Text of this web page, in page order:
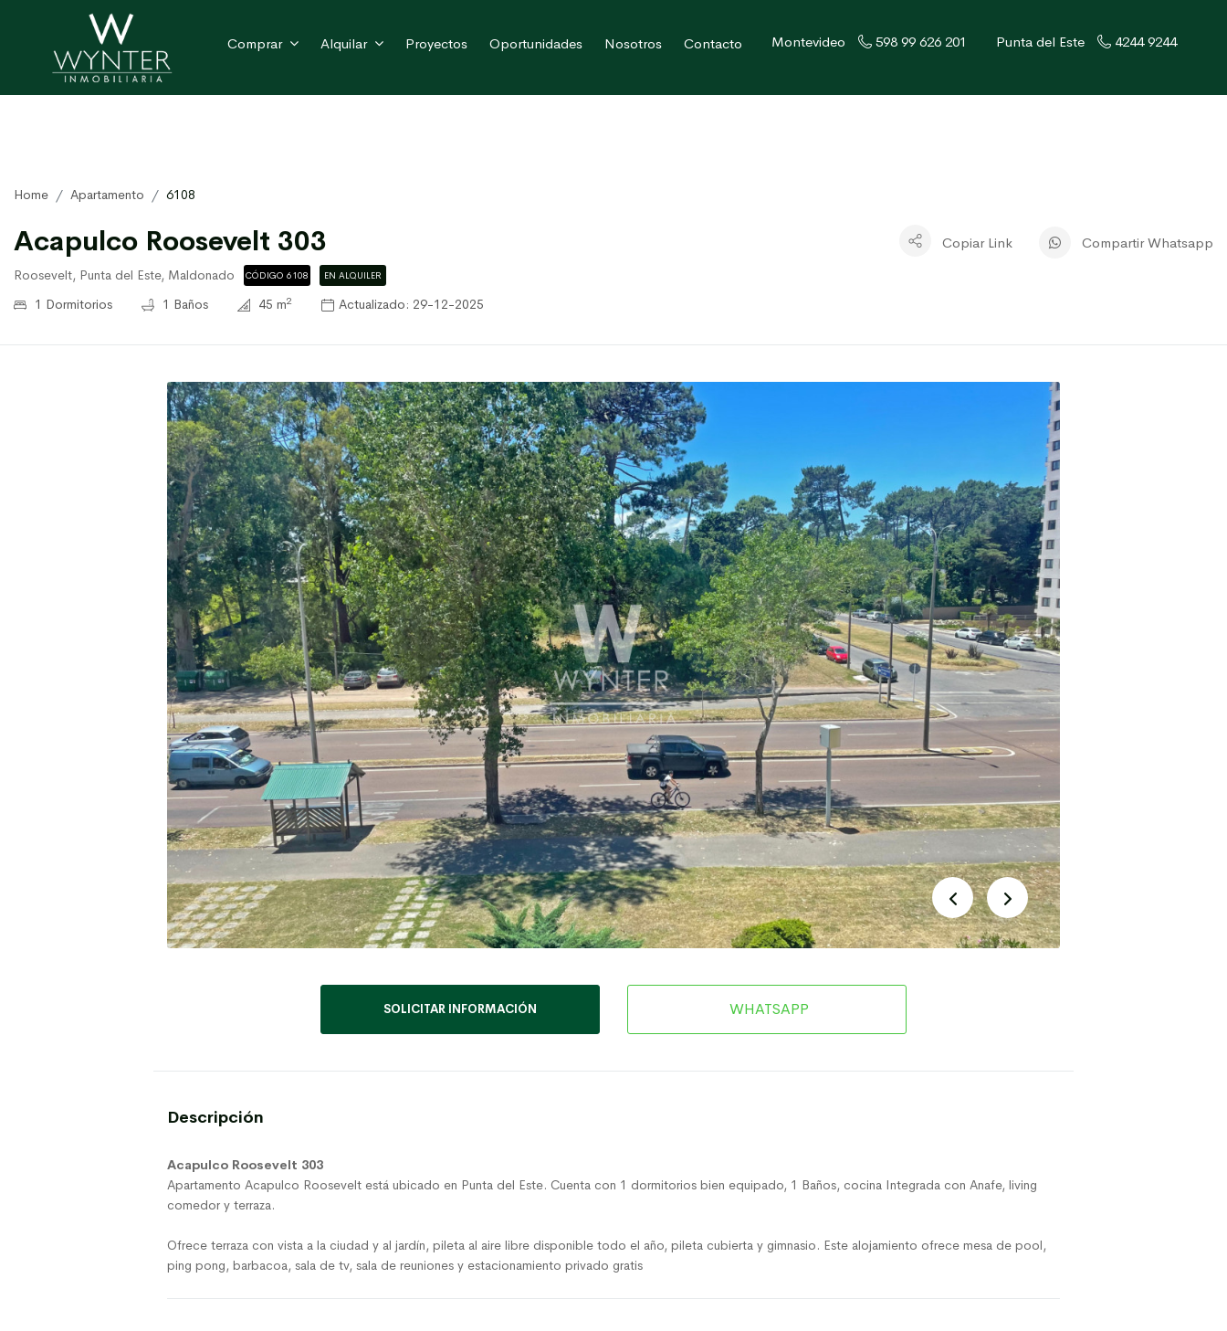
Comprar Alquilar Proyectos Oportunidades Nosotros Contacto Montevideo 598 99 626 201 Punta del Este 4244 9244
Home Apartamento 6108
Acapulco Roosevelt 303
Roosevelt, Punta del Este, Maldonado CÓDIGO 6108 EN ALQUILER
1 Dormitorios 1 Baños 45 m2 Actualizado: 29-12-2025
Copiar Link Compartir Whatsapp
SOLICITAR INFORMACIÓN WHATSAPP
Descripción
Acapulco Roosevelt 303
Apartamento Acapulco Roosevelt está ubicado en Punta del Este. Cuenta con 1 dormitorios bien equipado, 1 Baños, cocina Integrada con Anafe, living
comedor y terraza.
Ofrece terraza con vista a la ciudad y al jardín, pileta al aire libre disponible todo el año, pileta cubierta y gimnasio. Este alojamiento ofrece mesa de pool,
ping pong, barbacoa, sala de tv, sala de reuniones y estacionamiento privado gratis